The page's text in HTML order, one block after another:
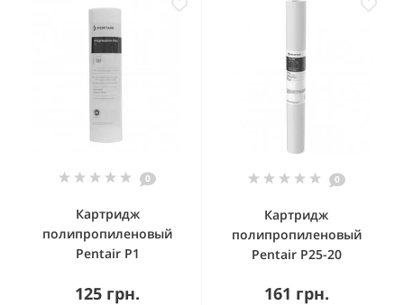
0
Картридж
полипропиленовый
Pentair P1
125 грн.
0
Картридж
полипропиленовый
Pentair P25-20
161 грн.